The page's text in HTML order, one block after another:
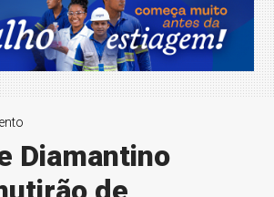
Diamantino